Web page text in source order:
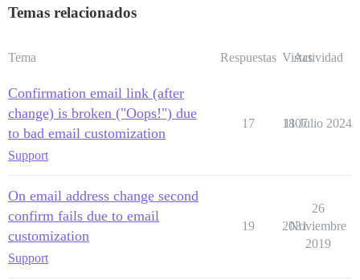
Temas relacionados
Tema Respuestas Vistas
Actividad
Confirmation email link (after
change) is broken ("Oops!") due
to bad email customization
Support
17 1807
11 Julio 2024
On email address change second
confirm fails due to email
customization
Support
19 2031
26
Noviembre
2019